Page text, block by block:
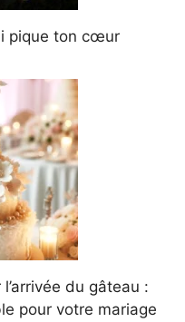
pique ton cœur
du gâteau :
pour votre mariage